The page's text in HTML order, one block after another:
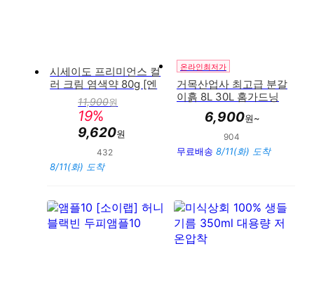
시세이도 프리미언스 컬
러 크림 염색약 80g [엔
리치라인/새치커버염색]
11,900원
19%
9,620원
432
8/11(화) 도착
온라인최저가
거목산업사 최고급 분갈
이흙 8L 30L 홈가드닝
원예범용 끝판왕 화분 원
예배양토6,900원~
904
무료배송 8/11(화) 도착